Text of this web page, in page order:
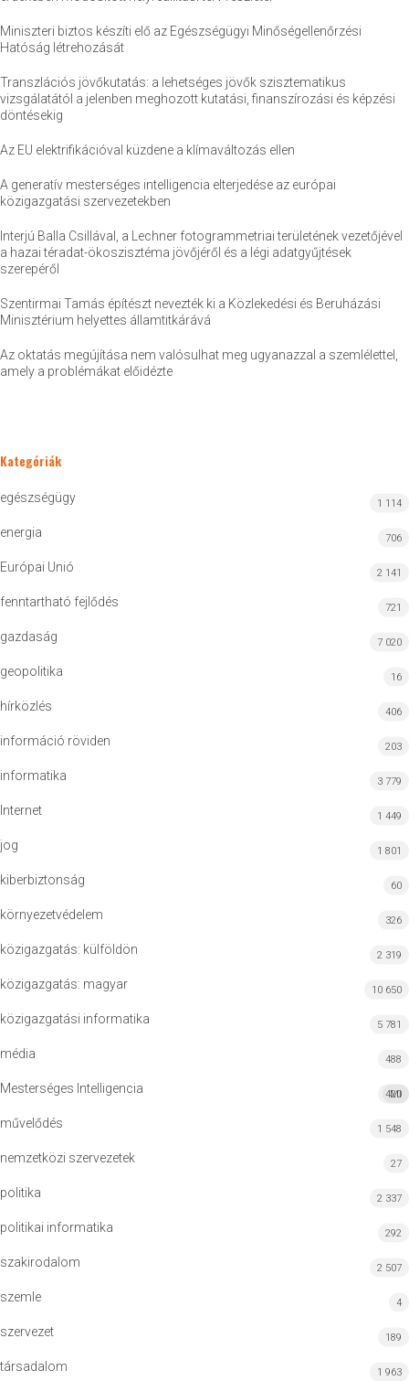
Miniszteri biztos készíti elő az Egészségügyi Minőségellenőrzési
Hatóság létrehozását
Transzlációs jövőkutatás: a lehetséges jövők szisztematikus
vizsgálatától a jelenben meghozott kutatási, finanszírozási és képzési
döntésekig
Az EU elektrifikációval küzdene a klímaváltozás ellen
A generatív mesterséges intelligencia elterjedése az európai
közigazgatási szervezetekben
Interjú Balla Csillával, a Lechner fotogrammetriai területének vezetőjével
a hazai téradat-ökoszisztéma jövőjéről és a légi adatgyűjtések
szerepéről
Szentirmai Tamás építészt nevezték ki a Közlekedési és Beruházási
Minisztérium helyettes államtitkárává
Az oktatás megújítása nem valósulhat meg ugyanazzal a szemlélettel,
amely a problémákat előidézte
Kategóriák
egészségügy 1 114
energia 706
Európai Unió 2 141
fenntartható fejlődés 721
gazdaság 7 020
geopolitika 16
hírközlés 406
információ röviden 203
informatika 3 779
Internet 1 449
jog 1 801
kiberbiztonság 60
környezetvédelem 326
közigazgatás: külföldön 2 319
közigazgatás: magyar 10 650
közigazgatási informatika 5 781
média 488
Mesterséges Intelligencia MI
420
művelődés 1 548
nemzetközi szervezetek 27
politika 2 337
politikai informatika 292
szakirodalom 2 507
szemle 4
szervezet 189
társadalom 1 963